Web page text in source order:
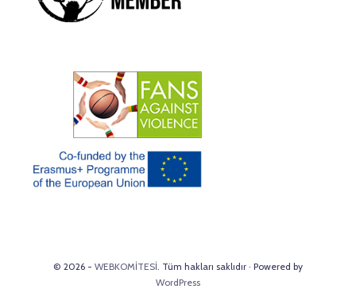
© 2026 - WEBKOMİTESİ . Tüm hakları saklıdır · Powered by
WordPress